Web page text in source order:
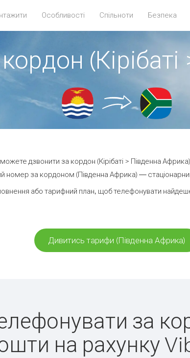
Особливості Спільноти Безпека
дзвонити за кордон (Кірібаті > Південна
номер за кордоном (Південна Африка) —
або тарифний план, щоб телефонувати
Дивитись тарифи (Південна Африка)
за
на рахунку